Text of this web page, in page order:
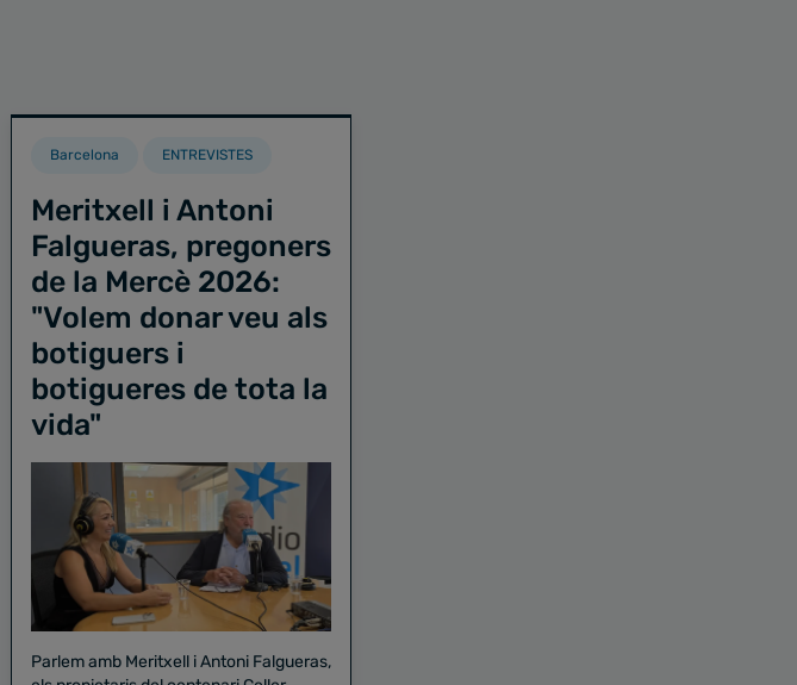
Barcelona ENTREVISTES
Meritxell i Antoni
Falgueras, pregoners
de la Mercè 2026:
"Volem donar veu als
botiguers i
botigueres de tota la
vida"
Parlem amb Meritxell i Antoni Falgueras,